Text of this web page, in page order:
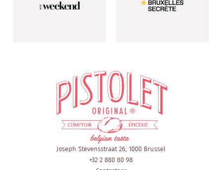
Joseph Stevensstraat 26, 1000 Brussel
+32 2 880 80 98